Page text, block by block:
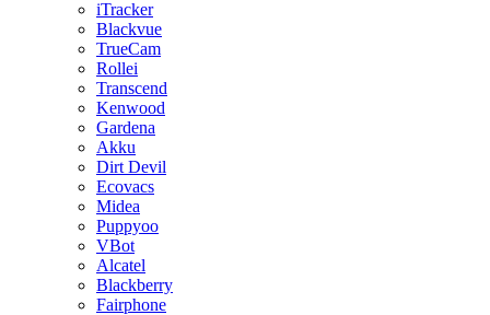
iTracker
Blackvue
TrueCam
Rollei
Transcend
Kenwood
Gardena
Akku
Dirt Devil
Ecovacs
Midea
Puppyoo
VBot
Alcatel
Blackberry
Fairphone